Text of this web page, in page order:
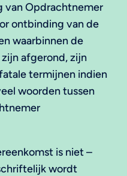
van Opdrachtnemer
ontbinding van de
waarbinnen de
afgerond, zijn
termijnen indien
woorden tussen
is niet –
wordt